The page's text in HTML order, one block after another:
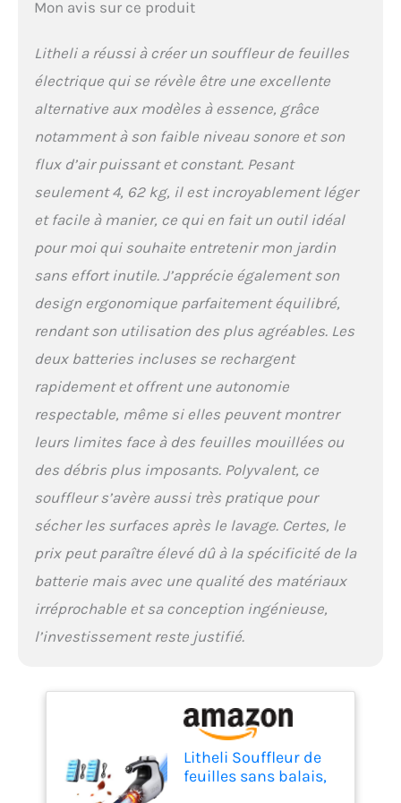
garantissent des
et une durée de
fonctionnement plus
longue et stable.
【Technologie de
turbocompresseur
innovante】: les
souffleurs de jardin
offrent des performances
de turbocompresseur de
pointe. En plus d'utiliser la
technologie de
conventionnelle dans le
moteur, une technologie
turbocompresseur est
également utilisée en
sortie. Cette technologie
consomme moins
d'énergie tout en générant
d'air plus élevé pour
maximiser les
refroidisseur en forme de
nid d'abeille au fond
refroidissement. 【Léger et
pratique】: le souffleur
kg sans batterie et
dispose d'une poignée de
du poids. Il peut être
facilement utilisé d'une
seule main par des
adultes. Le souffleur à
feuilles alimenté par
batterie est conçu de
Mon avis sur ce produit
Litheli a réussi à créer un souffleur de feuilles
électrique qui se révèle être une excellente
alternative aux modèles à essence, grâce
notamment à son faible niveau sonore et son
flux d’air puissant et constant. Pesant
seulement 4, 62 kg, il est incroyablement léger
et facile à manier, ce qui en fait un outil idéal
pour moi qui souhaite entretenir mon jardin
sans effort inutile. J’apprécie également son
design ergonomique parfaitement équilibré,
rendant son utilisation des plus agréables. Les
deux batteries incluses se rechargent
rapidement et offrent une autonomie
respectable, même si elles peuvent montrer
leurs limites face à des feuilles mouillées ou
des débris plus imposants. Polyvalent, ce
souffleur s’avère aussi très pratique pour
sécher les surfaces après le lavage. Certes, le
prix peut paraître élevé dû à la spécificité de la
batterie mais avec une qualité des matériaux
irréprochable et sa conception ingénieuse,
l’investissement reste justifié.
Litheli Souffleur de
feuilles sans balais,